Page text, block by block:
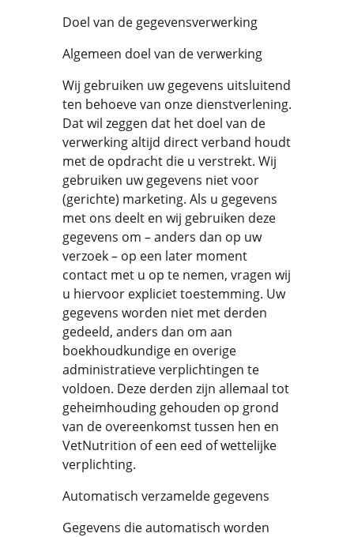
Doel van de gegevensverwerking
Algemeen doel van de verwerking
Wij gebruiken uw gegevens uitsluitend
ten behoeve van onze dienstverlening.
Dat wil zeggen dat het doel van de
verwerking altijd direct verband houdt
met de opdracht die u verstrekt. Wij
gebruiken uw gegevens niet voor
(gerichte) marketing. Als u gegevens
met ons deelt en wij gebruiken deze
gegevens om – anders dan op uw
verzoek – op een later moment
contact met u op te nemen, vragen wij
u hiervoor expliciet toestemming. Uw
gegevens worden niet met derden
gedeeld, anders dan om aan
boekhoudkundige en overige
administratieve verplichtingen te
voldoen. Deze derden zijn allemaal tot
geheimhouding gehouden op grond
van de overeenkomst tussen hen en
VetNutrition of een eed of wettelijke
verplichting.
Automatisch verzamelde gegevens
Gegevens die automatisch worden